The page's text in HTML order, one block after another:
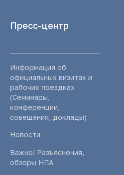
Пресс-центр
Информация об
официальных визитах и
рабочих поездках
(Семинары,
конференции,
совещания, доклады)
Новости
Важно! Разъяснения,
обзоры НПА